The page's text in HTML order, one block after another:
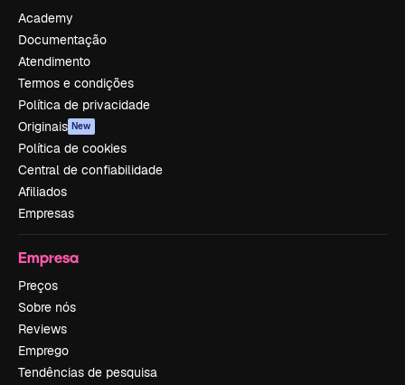
Academy
Documentação
Atendimento
Termos e condições
Política de privacidade
Originais New
Política de cookies
Central de confiabilidade
Afiliados
Empresas
Empresa
Preços
Sobre nós
Reviews
Emprego
Tendências de pesquisa